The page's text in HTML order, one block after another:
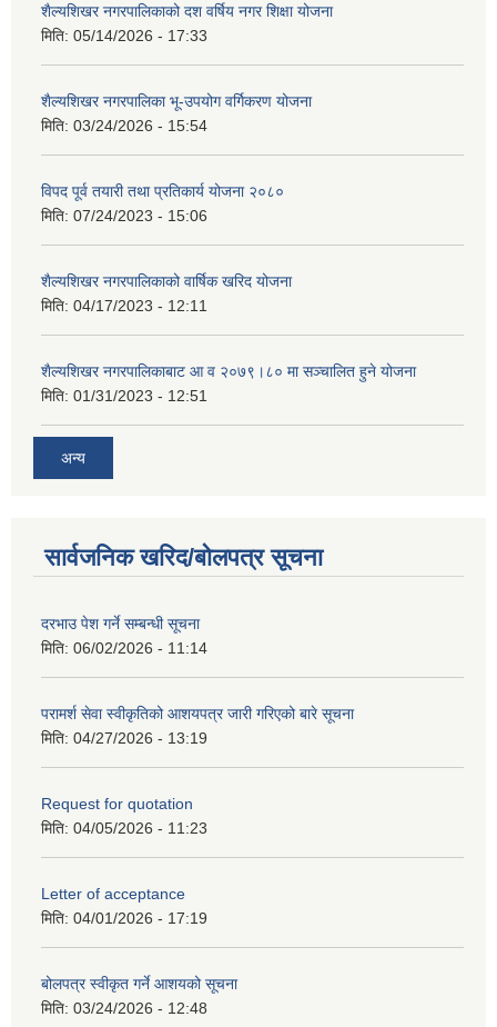
शैल्यशिखर नगरपालिकाको दश वर्षिय नगर शिक्षा योजना
मिति: 05/14/2026 - 17:33
शैल्यशिखर नगरपालिका भू-उपयोग वर्गिकरण योजना
मिति: 03/24/2026 - 15:54
विपद पूर्व तयारी तथा प्रतिकार्य योजना २०८०
मिति: 07/24/2023 - 15:06
शैल्यशिखर नगरपालिकाको वार्षिक खरिद योजना
मिति: 04/17/2023 - 12:11
शैल्यशिखर नगरपालिकाबाट आ व २०७९।८० मा सञ्चालित हुने योजना
मिति: 01/31/2023 - 12:51
अन्य
सार्वजनिक खरिद/बोलपत्र सूचना
दरभाउ पेश गर्ने सम्बन्धी सूचना
मिति: 06/02/2026 - 11:14
परामर्श सेवा स्वीकृतिको आशयपत्र जारी गरिएको बारे सूचना
मिति: 04/27/2026 - 13:19
Request for quotation
मिति: 04/05/2026 - 11:23
Letter of acceptance
मिति: 04/01/2026 - 17:19
बोलपत्र स्वीकृत गर्ने आशयको सूचना
मिति: 03/24/2026 - 12:48